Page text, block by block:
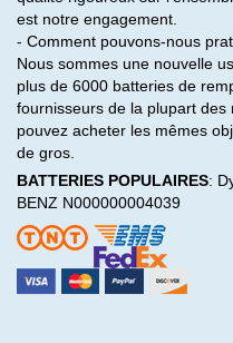
est notre engagement.
- Comment pouvons-nous
Nous sommes une nouvelle
plus de 6000 batteries de
fournisseurs de la plupart des
pouvez acheter les mêmes
de gros.
BATTERIES POPULAIRES:
BENZ N000000004039